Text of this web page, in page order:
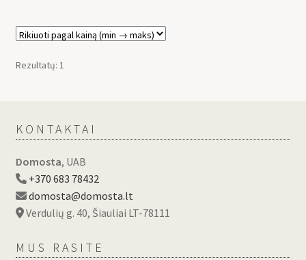
Rezultatų: 1
KONTAKTAI
Domosta, UAB
+370 683 78432
domosta@domosta.lt
Verdulių g. 40, Šiauliai LT-78111
MUS RASITE